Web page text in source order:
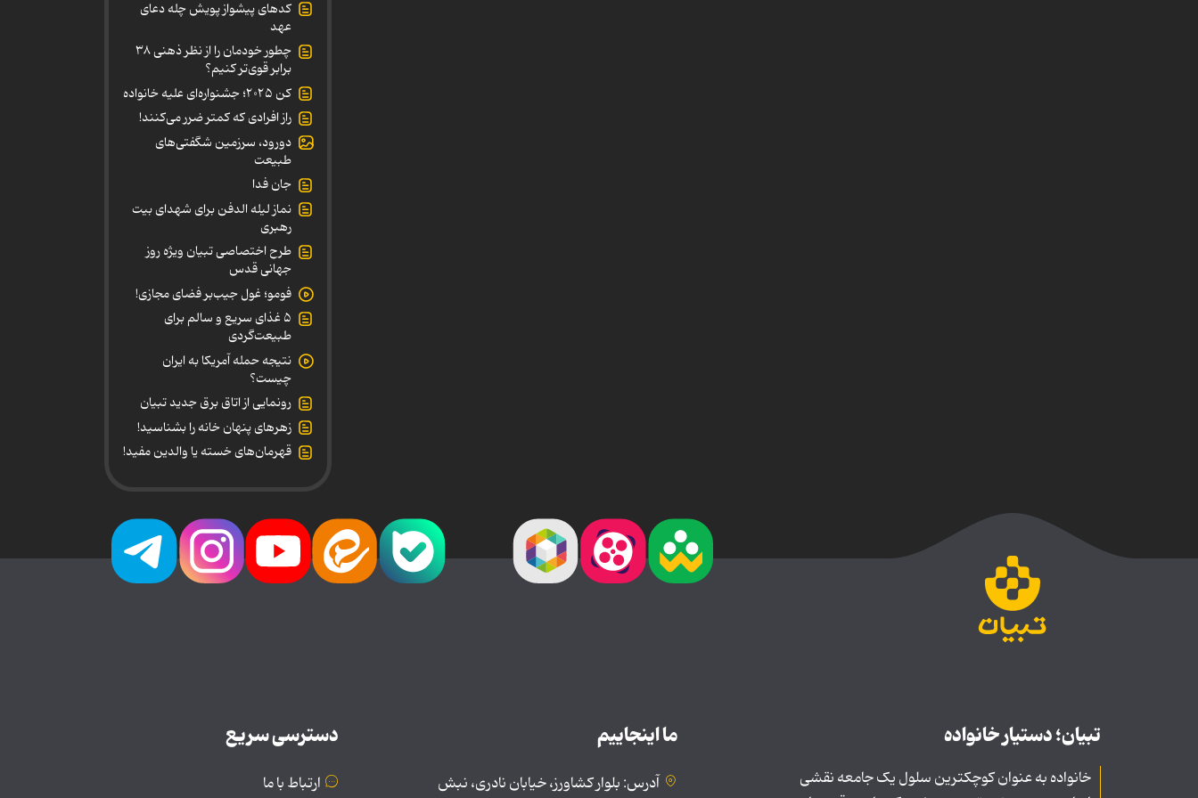
کدهای پیشواز پویش چله دعای
عهد
چطور خودمان را از نظر ذهنی ۳۸
برابر قوی‌تر کنیم؟
کن ۲۰۲۵؛ جشنواره‌ای علیه خانواده
راز افرادی که کمتر ضرر می‌کنند!
دورود، سرزمین شگفتی‌های
طبیعت
جان فدا
نماز لیله الدفن برای شهدای بیت
رهبری
طرح اختصاصی تبیان ویژه روز
جهانی قدس
فومو؛ غول جیب‌بر فضای مجازی!
۵ غذای سریع و سالم برای
طبیعت‌گردی
نتیجه حمله آمریکا به ایران
چیست؟
رونمایی از اتاق برق جدید تبیان
زهرهای پنهان خانه را بشناسید!
قهرمان‌های خسته یا والدین مفید!
تبیان؛ دستیار خانواده
خانواده به عنوان کوچکترین سلول یک جامعه نقشی
ما اینجاییم
آدرس: بلوار کشاورز، خیابان نادری، نبش
دسترسی سریع
ارتباط با ما